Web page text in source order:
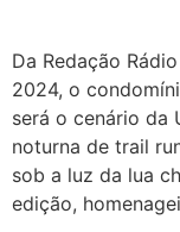
Da Redação
2024, o
será o cenário da
noturna de trail
sob a luz da lua
edição,